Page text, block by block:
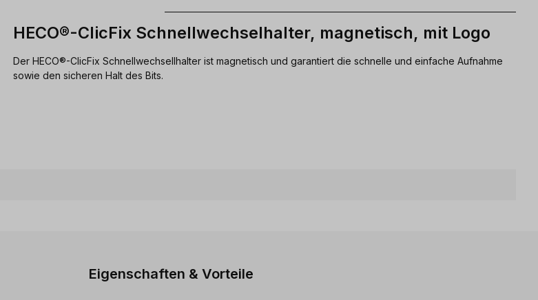
HECO®-ClicFix Schnellwechselhalter, magnetisch, mit Logo
Der HECO®-ClicFix Schnellwechsellhalter ist magnetisch und garantiert die schnelle und einfache Aufnahme
sowie den sicheren Halt des Bits.
Eigenschaften & Vorteile